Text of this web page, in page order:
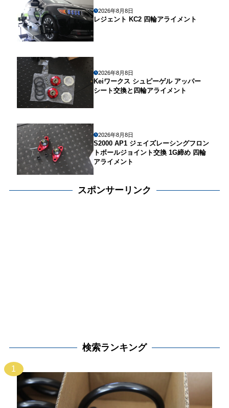
2026年8月8日
レジェント KC2 四輪アライメント
2026年8月8日
Keiワークス シュピーゲル アッパー
シート交換と四輪アライメント
2026年8月8日
S2000 AP1 ジェイズレーシングフロン
トボールジョイント交換 1G締め 四輪
アライメント
スポンサーリンク
検索ランキング
1